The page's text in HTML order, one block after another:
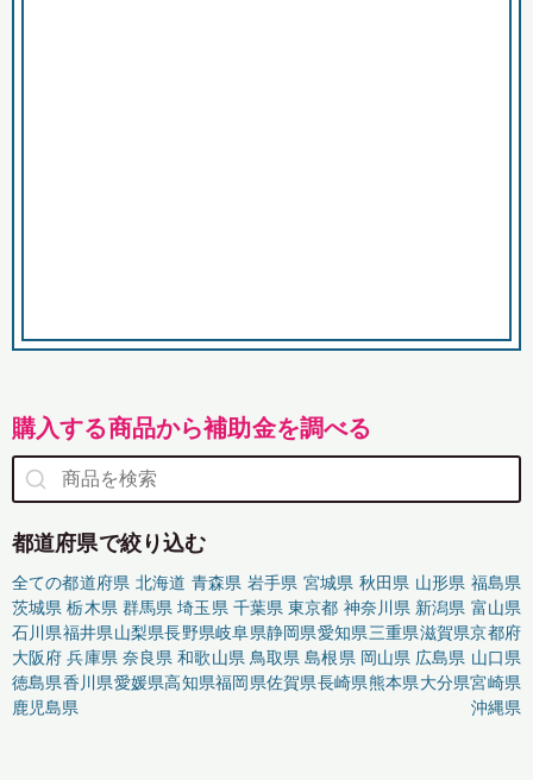
購入する商品から補助金を調べる
都道府県で絞り込む
全ての都道府県 北海道 青森県 岩手県 宮城県 秋田県 山形県 福島県
茨城県 栃木県 群馬県 埼玉県 千葉県 東京都 神奈川県 新潟県 富山県
石川県福井県山梨県長野県岐阜県静岡県愛知県三重県滋賀県京都府
大阪府 兵庫県 奈良県 和歌山県 鳥取県 島根県 岡山県 広島県 山口県
徳島県香川県愛媛県高知県福岡県佐賀県長崎県熊本県大分県宮崎県
鹿児島県
沖縄県